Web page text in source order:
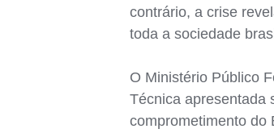
contrário, a crise
toda a sociedade
O Ministério Público
Técnica apresentada
comprometimento do